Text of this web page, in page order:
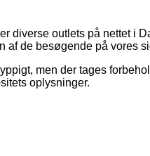
diverse outlets på nettet i
af de besøgende på vores
men der tages
oplysninger.